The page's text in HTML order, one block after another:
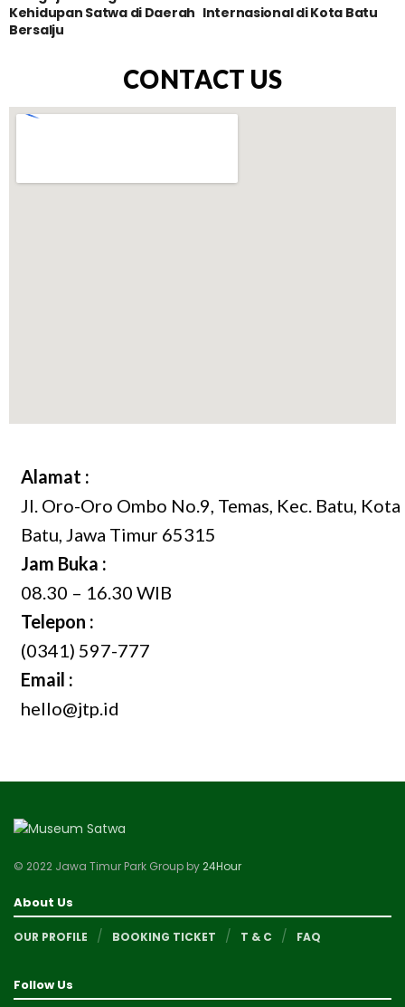
Kehidupan Satwa di Daerah
Bersalju
Internasional di Kota Batu
CONTACT US
Alamat :
Jl. Oro-Oro Ombo No.9, Temas, Kec. Batu, Kota
Batu, Jawa Timur 65315
Jam Buka :
08.30 – 16.30 WIB
Telepon :
(0341) 597-777
Email :
hello@jtp.id
© 2022 Jawa Timur Park Group by24Hour
About Us
OUR PROFILE BOOKING TICKET T & C FAQ
Follow Us